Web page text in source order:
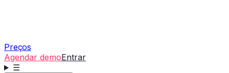
Preços
Agendar demoEntrar
☰